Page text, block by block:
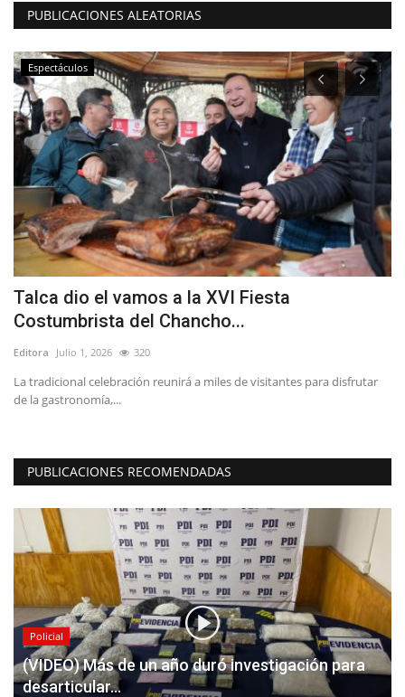
PUBLICACIONES ALEATORIAS
Espectáculos
Talca dio el vamos a la XVI Fiesta
Costumbrista del Chancho...
Editora Julio 1, 2026 320
La tradicional celebración reunirá a miles de visitantes para disfrutar
de la gastronomía,...
PUBLICACIONES RECOMENDADAS
Policial
(VIDEO) Más de un año duró investigación para
desarticular...